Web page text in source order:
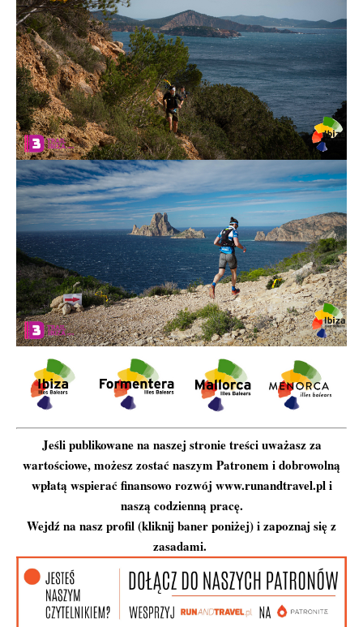
Jeśli publikowane na naszej stronie treści uważasz za
wartościowe, możesz zostać naszym Patronem i dobrowolną
wpłatą wspierać finansowo rozwój www.runandtravel.pl i
naszą codzienną pracę.
Wejdź na nasz profil (kliknij baner poniżej) i zapoznaj się z
zasadami.